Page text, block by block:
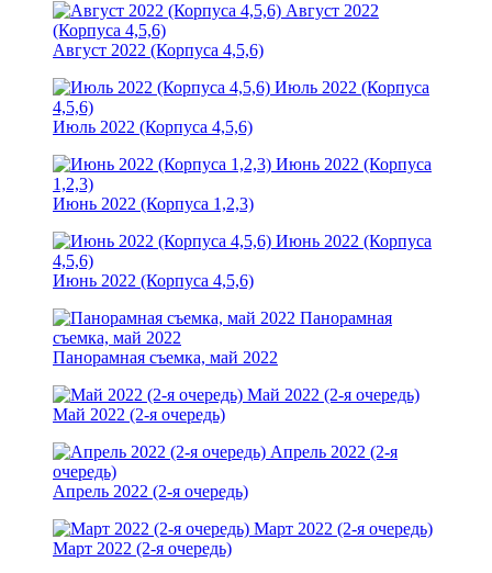
Август 2022
(Корпуса 4,5,6)
Август 2022 (Корпуса 4,5,6)
Июль 2022 (Корпуса
4,5,6)
Июль 2022 (Корпуса 4,5,6)
Июнь 2022 (Корпуса
1,2,3)
Июнь 2022 (Корпуса 1,2,3)
Июнь 2022 (Корпуса
4,5,6)
Июнь 2022 (Корпуса 4,5,6)
Панорамная
съемка, май 2022
Панорамная съемка, май 2022
Май 2022 (2-я очередь)
Май 2022 (2-я очередь)
Апрель 2022 (2-я
очередь)
Апрель 2022 (2-я очередь)
Март 2022 (2-я очередь)
Март 2022 (2-я очередь)